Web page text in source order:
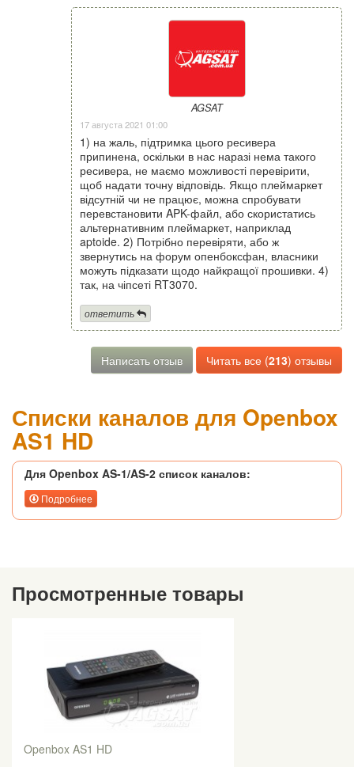
AGSAT
17 августа 2021 01:00
1) на жаль, підтримка цього ресивера
припинена, оскільки в нас наразі нема такого
ресивера, не маємо можливості перевірити,
щоб надати точну відповідь. Якщо плеймаркет
відсутній чи не працює, можна спробувати
перевстановити APK-файл, або скористатись
альтернативним плеймаркет, наприклад
aptoide. 2) Потрібно перевіряти, або ж
звернутись на форум опенбоксфан, власники
можуть підказати щодо найкращої прошивки. 4)
так, на чіпсеті RT3070.
ответить
Написать отзыв Читать все (213) отзывы
Списки каналов для Openbox
AS1 HD
Для Openbox AS-1/AS-2 список каналов:
Подробнее
Просмотренные товары
Openbox AS1 HD